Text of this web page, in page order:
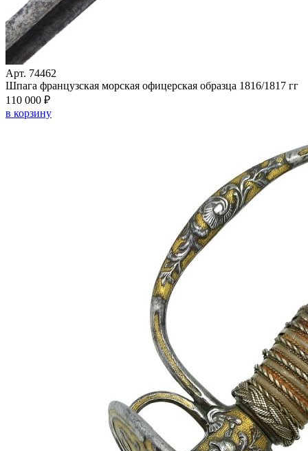
Арт. 74462
Шпага французская морская офицерская образца 1816/1817 гг
110 000 ₽
в корзину